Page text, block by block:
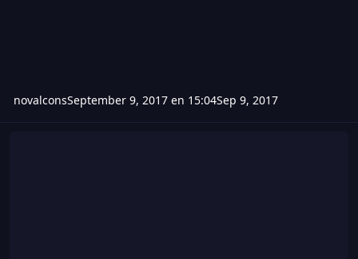
novalconsSeptember 9, 2017 en 15:04Sep 9, 2017